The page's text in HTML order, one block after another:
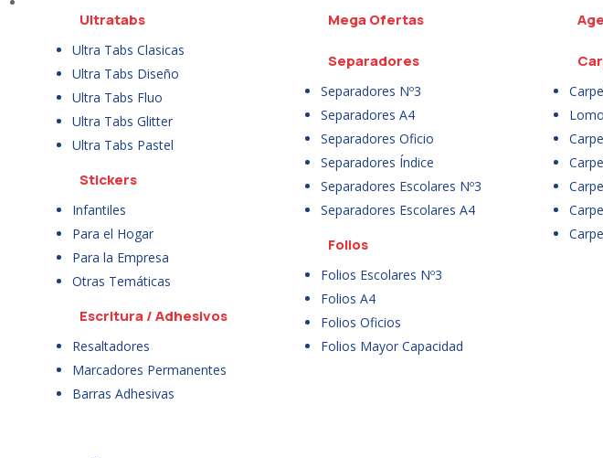
Ultratabs
Ultra Tabs Clasicas
Ultra Tabs Diseño
Ultra Tabs Fluo
Ultra Tabs Glitter
Ultra Tabs Pastel
Stickers
Infantiles
Para el Hogar
Para la Empresa
Otras Temáticas
Escritura / Adhesivos
Resaltadores
Marcadores Permanentes
Barras Adhesivas
Mega Ofertas
Separadores
Separadores Nº3
Separadores A4
Separadores Oficio
Separadores Índice
Separadores Escolares Nº3
Separadores Escolares A4
Folios
Folios Escolares Nº3
Folios A4
Folios Oficios
Folios Mayor Capacidad